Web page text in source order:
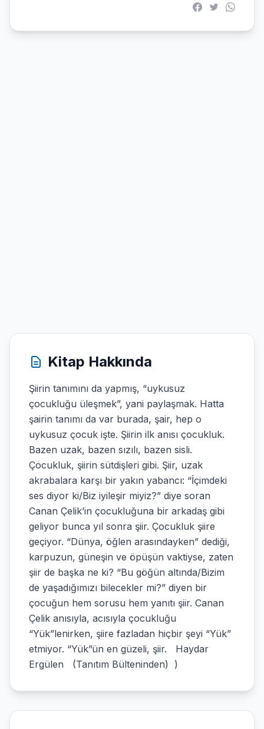
Kitap Hakkında
Şiirin tanımını da yapmış, “uykusuz
çocukluğu üleşmek”, yani paylaşmak. Hatta
şairin tanımı da var burada, şair, hep o
uykusuz çocuk işte. Şiirin ilk anısı çocukluk.
Bazen uzak, bazen sızılı, bazen sisli.
Çocukluk, şiirin sütdişleri gibi. Şiir, uzak
akrabalara karşı bir yakın yabancı: “İçimdeki
ses diyor ki/Biz iyileşir miyiz?” diye soran
Canan Çelik’in çocukluğuna bir arkadaş gibi
geliyor bunca yıl sonra şiir. Çocukluk şiire
geçiyor. “Dünya, öğlen arasındayken” dediği,
karpuzun, güneşin ve öpüşün vaktiyse, zaten
şiir de başka ne ki? “Bu göğün altında/Bizim
de yaşadığımızı bilecekler mi?” diyen bir
çocuğun hem sorusu hem yanıtı şiir. Canan
Çelik anısıyla, acısıyla çocukluğu
“Yük”lenirken, şiire fazladan hiçbir şeyi “Yük”
etmiyor. “Yük”ün en güzeli, şiir. Haydar
Ergülen (Tanıtım Bülteninden) )